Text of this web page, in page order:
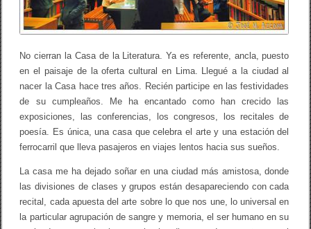
E
L
A
T
E
R
T
U
R
P
R
N
A
No cierran la Casa de la Literatura. Ya es referente, ancla, puesto
en el paisaje de la oferta cultural en Lima. Llegué a la ciudad al
nacer la Casa hace tres años. Recién participe en las festividades
de su cumpleaños. Me ha encantado como han crecido las
exposiciones, las conferencias, los congresos, los recitales de
poesía. Es única, una casa que celebra el arte y una estación del
ferrocarril que lleva pasajeros en viajes lentos hacia sus sueños.
La casa me ha dejado soñar en una ciudad más amistosa, donde
las divisiones de clases y grupos están desapareciendo con cada
recital, cada apuesta del arte sobre lo que nos une, lo universal en
la particular agrupación de sangre y memoria, el ser humano en su